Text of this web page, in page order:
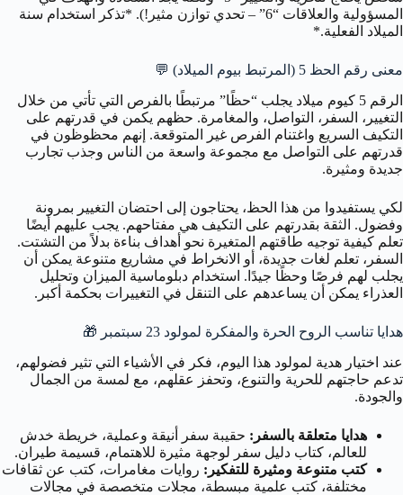
المسؤولية والعلاقات “6” – تحدي توازن مثير!). *تذكر استخدام سنة
الميلاد الفعلية.*
معنى رقم الحظ 5 (المرتبط بيوم الميلاد) 💬
الرقم 5 كيوم ميلاد يجلب “حظًا” مرتبطًا بالفرص التي تأتي من خلال
التغيير، السفر، التواصل، والمغامرة. حظهم يكمن في قدرتهم على
التكيف السريع واغتنام الفرص غير المتوقعة. إنهم محظوظون في
قدرتهم على التواصل مع مجموعة واسعة من الناس وجذب تجارب
جديدة ومثيرة.
لكي يستفيدوا من هذا الحظ، يحتاجون إلى احتضان التغيير بمرونة
وفضول. الثقة بقدرتهم على التكيف هي مفتاحهم. يجب عليهم أيضًا
تعلم كيفية توجيه طاقتهم المتغيرة نحو أهداف بناءة بدلاً من التشتت.
السفر، تعلم لغات جديدة، أو الانخراط في مشاريع متنوعة يمكن أن
يجلب لهم فرصًا وحظًا جيدًا. استخدام دبلوماسية الميزان وتحليل
العذراء يمكن أن يساعدهم على التنقل في التغييرات بحكمة أكبر.
هدايا تناسب الروح الحرة والمفكرة لمولود 23 سبتمبر 🎁
عند اختيار هدية لمولود هذا اليوم، فكر في الأشياء التي تثير فضولهم،
تدعم حاجتهم للحرية والتنوع، وتحفز عقلهم، مع لمسة من الجمال
والجودة.
هدايا متعلقة بالسفر: حقيبة سفر أنيقة وعملية، خريطة خدش
للعالم، كتاب دليل سفر لوجهة مثيرة للاهتمام، قسيمة طيران.
كتب متنوعة ومثيرة للتفكير: روايات مغامرات، كتب عن ثقافات
مختلفة، كتب علمية مبسطة، مجلات متخصصة في مجالات